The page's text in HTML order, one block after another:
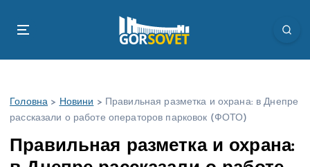
Головна > Новини >
Правильная разметка и охрана: в Днепре
рассказали о работе операторов парковок (ФОТО)
Правильная разметка и охрана: